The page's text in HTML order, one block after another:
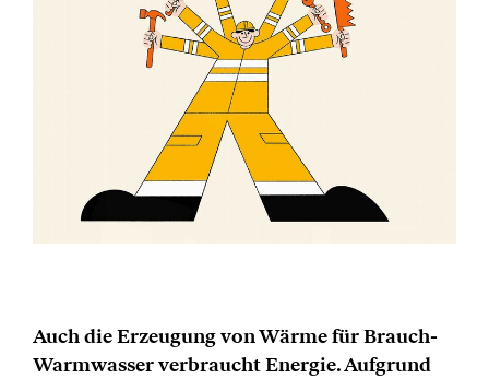
Auch die Erzeugung von Wärme für Brauch-
Warmwasser verbraucht Energie. Aufgrund